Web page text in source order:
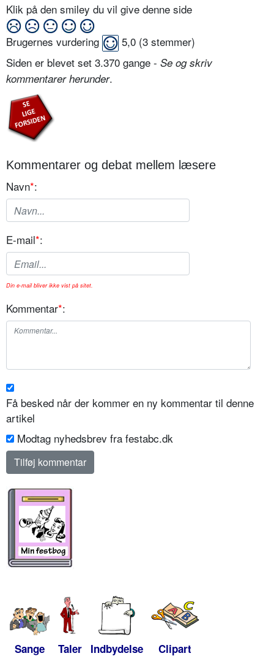
Klik på den smiley du vil give denne side
Brugernes vurdering 5,0 (3 stemmer)
Siden er blevet set 3.370 gange - Se og skriv
kommentarer herunder.
Kommentarer og debat mellem læsere
Navn*:
E-mail*:
Din e-mail bliver ikke vist på sitet.
Kommentar*:
Få besked når der kommer en ny kommentar til denne
artikel
Modtag nyhedsbrev fra festabc.dk
Sange Taler Indbydelse Clipart